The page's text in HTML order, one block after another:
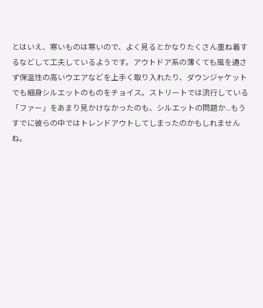
とはいえ、寒いものは寒いので、よく見るとかなりたくさん重ね着す
るなどして工夫しているようです。アウトドア系の薄くても風を通さ
ず保温性の高いウエアなどを上手く取り入れたり、ダウンジャケット
でも細身シルエットのものをチョイス。ストリートでは流行している
「ファー」をあまり見かけなかったのも、シルエットの問題か...もう
すでに彼らの中ではトレンドアウトしてしまったのかもしれません
ね。